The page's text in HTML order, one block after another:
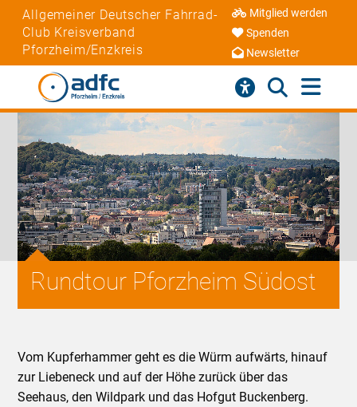
Allgemeiner Deutscher Fahrrad-
Club Kreisverband
Pforzheim/Enzkreis
Mitglied werden
Spenden
Newsletter
Rundtour Pforzheim Südost
Vom Kupferhammer geht es die Würm aufwärts, hinauf
zur Liebeneck und auf der Höhe zurück über das
Seehaus, den Wildpark und das Hofgut Buckenberg.